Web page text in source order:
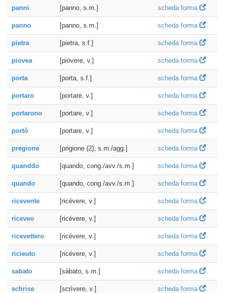
panni [panno, s.m.] scheda forma
panno [panno, s.m.] scheda forma
pietra [pietra, s.f.] scheda forma
piovea [piòvere, v.] scheda forma
porta [porta, s.f.] scheda forma
portaro [portare, v.] scheda forma
portarono [portare, v.] scheda forma
portò [portare, v.] scheda forma
pregione [prigione (2), s.m./agg.] scheda forma
quanddo [quando, cong./avv./s.m.] scheda forma
quando [quando, cong./avv./s.m.] scheda forma
ricevente [ricévere, v.] scheda forma
riceveo [ricévere, v.] scheda forma
ricevettero [ricévere, v.] scheda forma
ricieuto [ricévere, v.] scheda forma
sabato [sàbato, s.m.] scheda forma
schrise [scrìvere, v.] scheda forma